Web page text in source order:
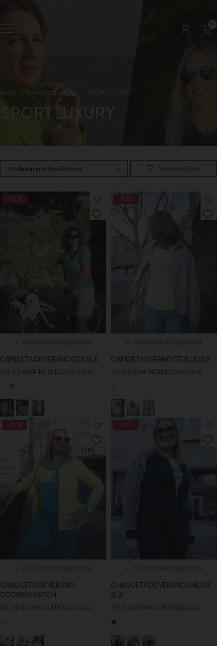
0
Inicio Product brands SPORT LUXURY
SPORT LUXURY
Ordenar por los últimos
-10%
Seleccionar opciones
CAMISETA DE VERANO SEA SLX
40,40 €IVA INCLUIDO
-10%
Seleccionar opciones
CAMISETA VERANO FEUILLE SLX
40,95 €IVA INCLUIDO
-16%
Seleccionar opciones
CHAQUETA DE VERANO
CODERAS PATCH
59,90 € IVA INCLUIDO
-10%
Seleccionar opciones
CHAQUETA DE VERANO SAILOR
SLX
75,50 € IVA INCLUIDO